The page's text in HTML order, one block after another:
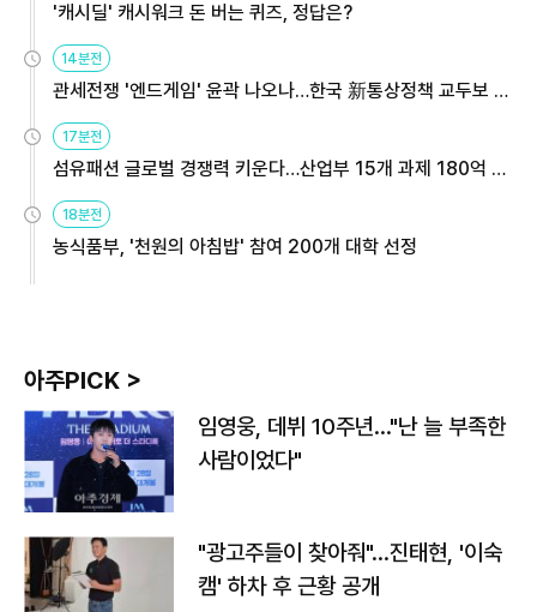
'캐시딜' 캐시워크 돈 버는 퀴즈, 정답은?
14분전
관세전쟁 '엔드게임' 윤곽 나오나…한국 新통상정책 교두보 활
용해야
17분전
섬유패션 글로벌 경쟁력 키운다…산업부 15개 과제 180억 지
원
18분전
농식품부, '천원의 아침밥' 참여 200개 대학 선정
아주PICK >
임영웅, 데뷔 10주년…"난 늘 부족한
사람이었다"
"광고주들이 찾아줘"…진태현, '이숙
캠' 하차 후 근황 공개